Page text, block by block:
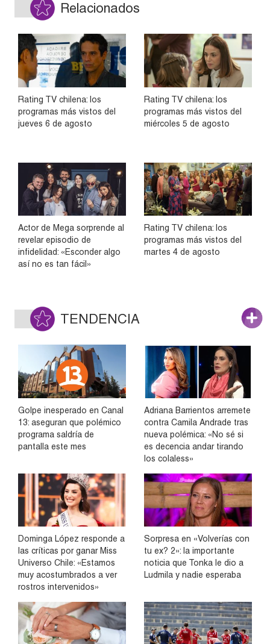
Relacionados
Rating TV chilena: los
programas más vistos del
jueves 6 de agosto
Rating TV chilena: los
programas más vistos del
miércoles 5 de agosto
Actor de Mega sorprende al
revelar episodio de
infidelidad: «Esconder algo
así no es tan fácil»
Rating TV chilena: los
programas más vistos del
martes 4 de agosto
TENDENCIA
Golpe inesperado en Canal
13: aseguran que polémico
programa saldría de
pantalla este mes
Adriana Barrientos arremete
contra Camila Andrade tras
nueva polémica: «No sé si
es decencia andar tirando
los colaless»
Dominga López responde a
las críticas por ganar Miss
Universo Chile: «Estamos
muy acostumbrados a ver
rostros intervenidos»
Sorpresa en «Volverías con
tu ex? 2»: la importante
noticia que Tonka le dio a
Ludmila y nadie esperaba